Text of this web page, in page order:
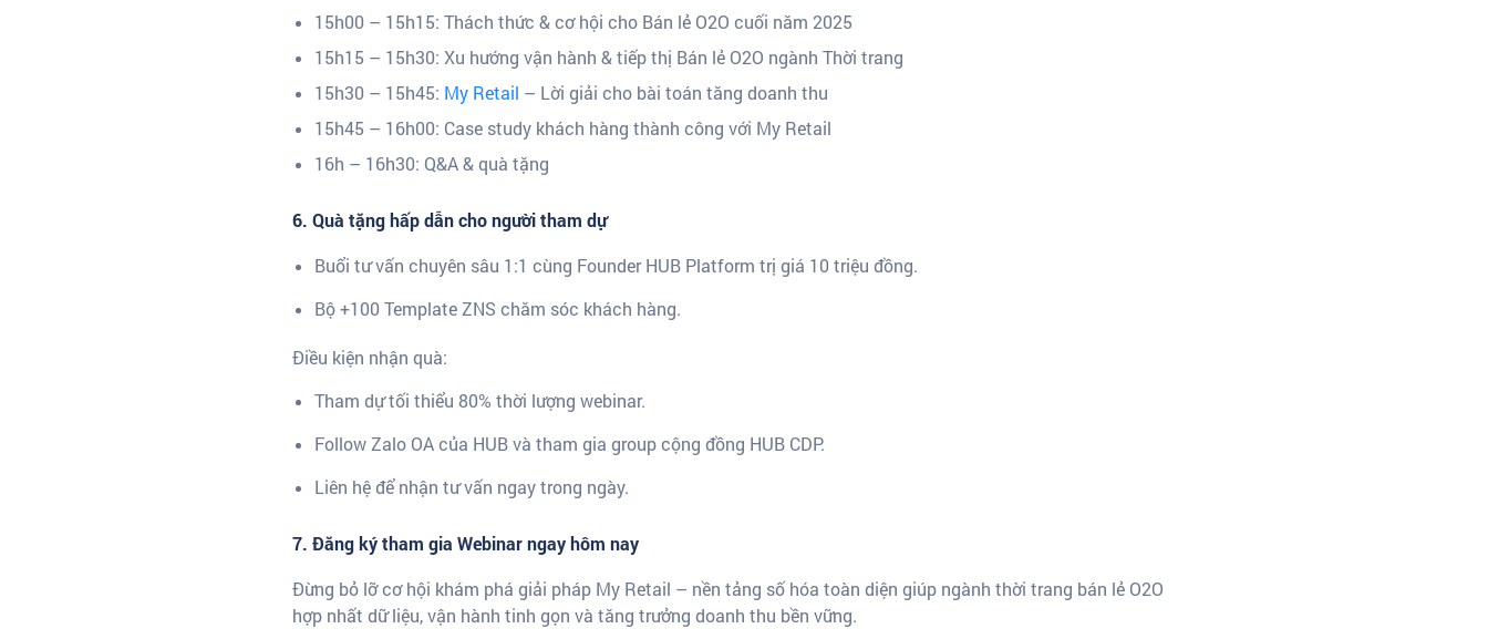
15h00 – 15h15: Thách thức & cơ hội cho Bán lẻ O2O cuối năm 2025
15h15 – 15h30: Xu hướng vận hành & tiếp thị Bán lẻ O2O ngành Thời trang
15h30 – 15h45: My Retail – Lời giải cho bài toán tăng doanh thu
15h45 – 16h00: Case study khách hàng thành công với My Retail
16h – 16h30: Q&A & quà tặng
6. Quà tặng hấp dẫn cho người tham dự
Buổi tư vấn chuyên sâu 1:1 cùng Founder HUB Platform trị giá 10 triệu đồng.
Bộ +100 Template ZNS chăm sóc khách hàng.
Điều kiện nhận quà:
Tham dự tối thiểu 80% thời lượng webinar.
Follow Zalo OA của HUB và tham gia group cộng đồng HUB CDP.
Liên hệ để nhận tư vấn ngay trong ngày.
7. Đăng ký tham gia Webinar ngay hôm nay
Đừng bỏ lỡ cơ hội khám phá giải pháp My Retail – nền tảng số hóa toàn diện giúp ngành thời trang bán lẻ O2O
hợp nhất dữ liệu, vận hành tinh gọn và tăng trưởng doanh thu bền vững.